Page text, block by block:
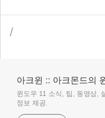
/
아크윈 :: 아크몬드의
윈도우 11 소식, 팁, 동영상,
정보 제공.